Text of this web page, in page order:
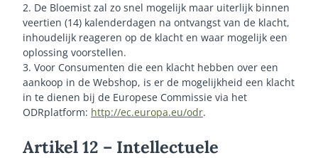
2. De Bloemist zal zo snel mogelijk maar uiterlijk binnen
veertien (14) kalenderdagen na ontvangst van de klacht,
inhoudelijk reageren op de klacht en waar mogelijk een
oplossing voorstellen.
3. Voor Consumenten die een klacht hebben over een
aankoop in de Webshop, is er de mogelijkheid een klacht
in te dienen bij de Europese Commissie via het
ODRplatform: http://ec.europa.eu/odr.
Artikel 12 – Intellectuele